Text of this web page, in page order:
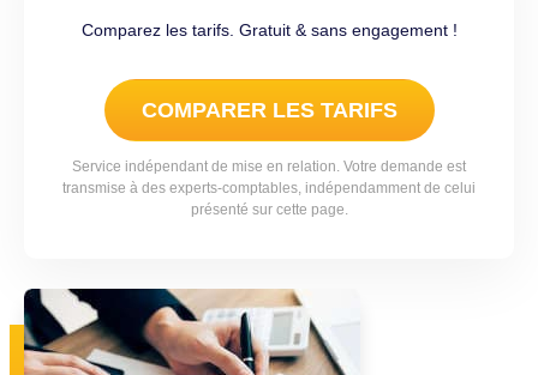
Comparez les tarifs. Gratuit & sans engagement !
COMPARER LES TARIFS
Service indépendant de mise en relation. Votre demande est
transmise à des experts-comptables, indépendamment de celui
présenté sur cette page.